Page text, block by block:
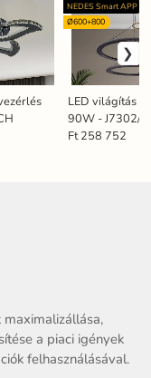
LED világítás +
90W - J7302/B
NEDES Smart APP
Ø600+800
Ft 258 752
maximalizállása,
a piaci igények
felhasználásával.